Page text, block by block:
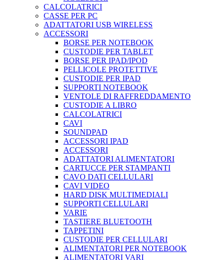
CALCOLATRICI
CASSE PER PC
ADATTATORI USB WIRELESS
ACCESSORI
BORSE PER NOTEBOOK
CUSTODIE PER TABLET
BORSE PER IPAD/IPOD
PELLICOLE PROTETTIVE
CUSTODIE PER IPAD
SUPPORTI NOTEBOOK
VENTOLE DI RAFFREDDAMENTO
CUSTODIE A LIBRO
CALCOLATRICI
CAVI
SOUNDPAD
ACCESSORI IPAD
ACCESSORI
ADATTATORI ALIMENTATORI
CARTUCCE PER STAMPANTI
CAVO DATI CELLULARI
CAVI VIDEO
HARD DISK MULTIMEDIALI
SUPPORTI CELLULARI
VARIE
TASTIERE BLUETOOTH
TAPPETINI
CUSTODIE PER CELLULARI
ALIMENTATORI PER NOTEBOOK
ALIMENTATORI VARI